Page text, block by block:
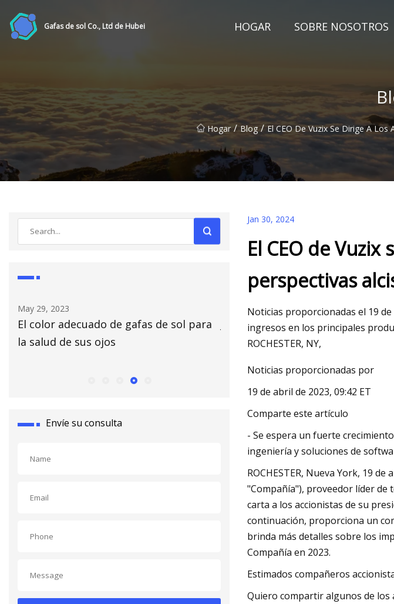
Gafas de sol Co., Ltd de Hubei HOGAR SOBRE NOSOTROS
Hogar / Blog / El CEO De Vuzix Se Dirige A
gafas de sol para
Jennifer Lopez se relaja en bikini de hilo
blanco mientras promociona Spritzer
May 26, 2023
'De la prisión a
ex profesional de
Envíe su consulta
Jan 30, 2024
El CEO de
perspectivas
Noticias proporcionadas el 19
ingresos en los principales
ROCHESTER, NY,
Noticias proporcionadas por
19 de abril de 2023, 09:42 ET
Comparte este artículo
- Se espera un fuerte
ingeniería y soluciones de
ROCHESTER, Nueva York, 19
"Compañía"), proveedor líder de
carta a los accionistas de su
continuación, proporciona un
brinda más detalles sobre los
Compañía en 2023.
Estimados compañeros
Quiero compartir algunos de los